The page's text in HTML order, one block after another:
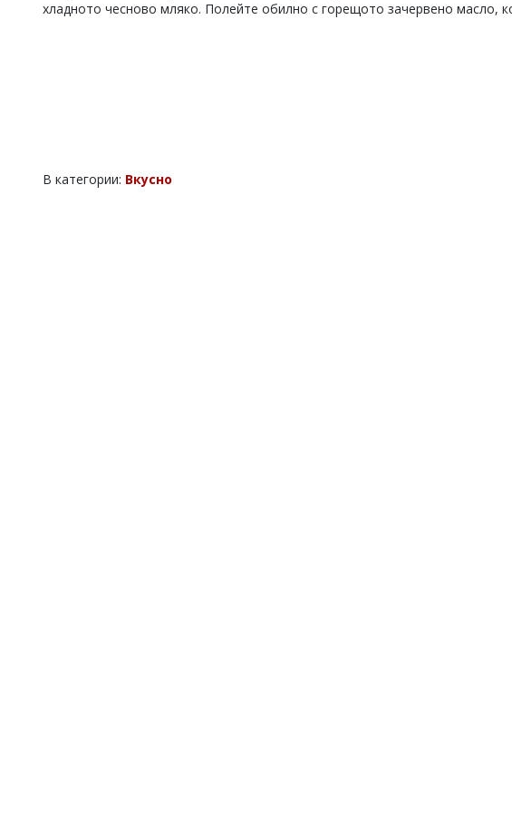
хладното чесново мляко. Полейте обилно с горещото зачервено масло,
В категории: Вкусно